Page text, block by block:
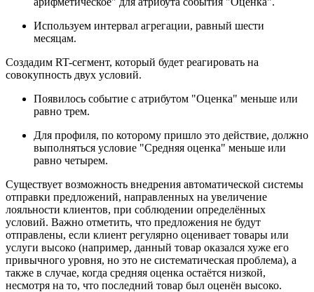
Используем интервал агрегации, равный шести
месяцам.
Создадим RT-сегмент, который будет реагировать на
совокупность двух условий.
Появилось событие с атрибутом "Оценка" меньше или
равно трем.
Для профиля, по которому пришло это действие, должно
выполняться условие "Средняя оценка" меньше или
равно четырем.
Существует возможность внедрения автоматической системы
отправки предложений, направленных на увеличение
лояльности клиентов, при соблюдении определённых
условий. Важно отметить, что предложения не будут
отправлены, если клиент регулярно оценивает товары или
услуги высоко (например, данный товар оказался хуже его
привычного уровня, но это не систематическая проблема), а
также в случае, когда средняя оценка остаётся низкой,
несмотря на то, что последний товар был оценён высоко.